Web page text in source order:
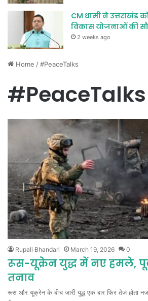
Home /#PeaceTalks
#PeaceTalks
Rupali Bhandari March 19, 2026 0
रूस-यूक्रेन युद्ध में नए हमले,
तनाव
रूस और यूक्रेन के बीच जारी युद्ध एक बार फिर तेज होता
CM धामी ने उत्तराखंड
विकास योजनाओं की
2 weeks ago